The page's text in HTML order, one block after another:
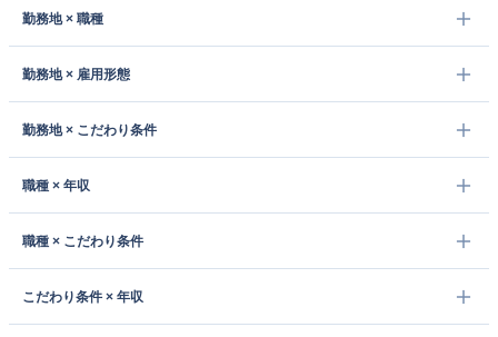
勤務地 × 職種
勤務地 × 雇用形態
勤務地 × こだわり条件
職種 × 年収
職種 × こだわり条件
こだわり条件 × 年収